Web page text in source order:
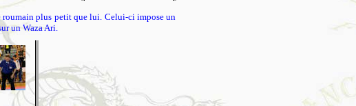
roumain plus petit que lui. Celui-ci impose un
un Waza Ari.